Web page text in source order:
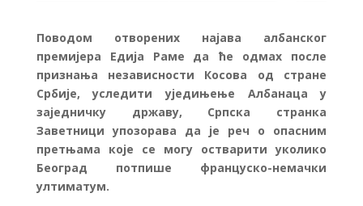
Поводом отворених најава албанског
премијера Едија Раме да ће одмах после
признања независности Косова од стране
Србије, уследити уједињење Албанаца у
заједничку државу, Српска странка
Заветници упозорава да је реч о опасним
претњама које се могу остварити уколико
Београд потпише француско-немачки
ултиматум.